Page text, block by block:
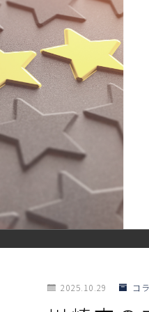
2025.10.29 コ